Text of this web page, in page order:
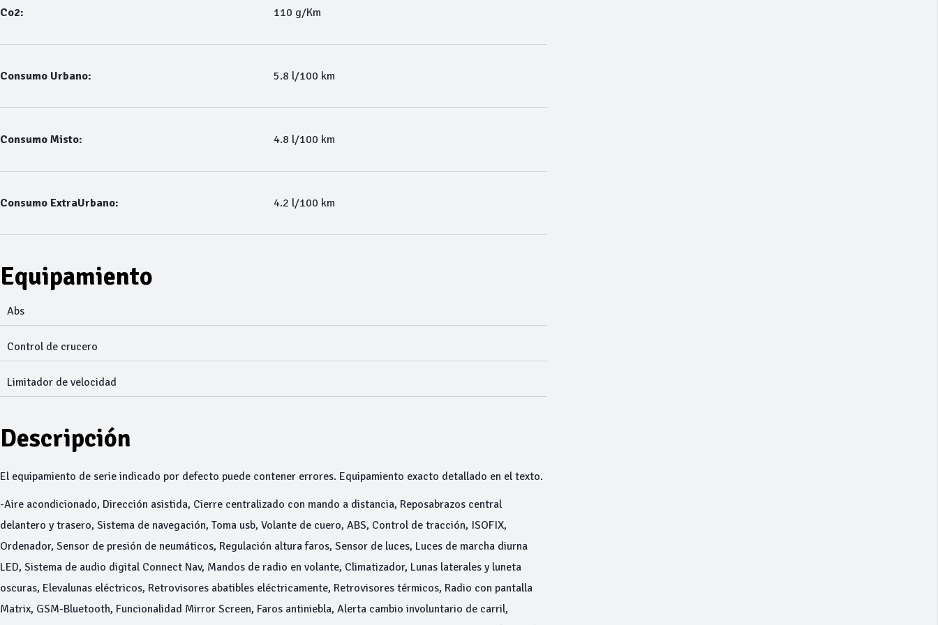
Co2: 110 g/Km
Consumo Urbano: 5.8 l/100 km
Consumo Misto: 4.8 l/100 km
Consumo ExtraUrbano: 4.2 l/100 km
Equipamiento
Abs
Control de crucero
Limitador de velocidad
Descripción
El equipamiento de serie indicado por defecto puede contener errores. Equipamiento exacto detallado en el texto.
-Aire acondicionado, Dirección asistida, Cierre centralizado con mando a distancia, Reposabrazos central
delantero y trasero, Sistema de navegación, Toma usb, Volante de cuero, ABS, Control de tracción, ISOFIX,
Ordenador, Sensor de presión de neumáticos, Regulación altura faros, Sensor de luces, Luces de marcha diurna
LED, Sistema de audio digital Connect Nav, Mandos de radio en volante, Climatizador, Lunas laterales y luneta
oscuras, Elevalunas eléctricos, Retrovisores abatibles eléctricamente, Retrovisores térmicos, Radio con pantalla
Matrix, GSM-Bluetooth, Funcionalidad Mirror Screen, Faros antiniebla, Alerta cambio involuntario de carril,